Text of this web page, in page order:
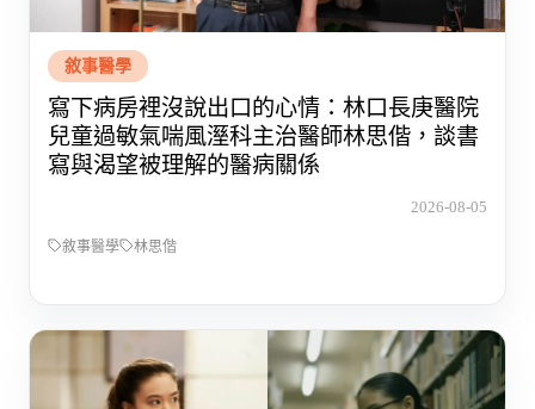
敘事醫學
寫下病房裡沒說出口的心情：林口長庚醫院
兒童過敏氣喘風溼科主治醫師林思偕，談書
寫與渴望被理解的醫病關係
2026-08-05
敘事醫學 林思偕